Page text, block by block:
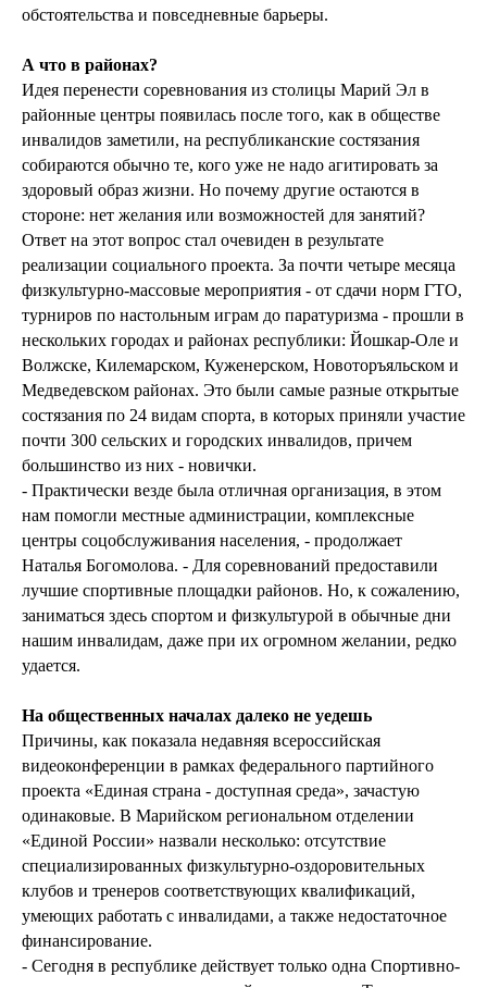
обстоятельства и повседневные барьеры.
А что в районах?
Идея перенести соревнования из столицы Марий Эл в
районные центры появилась после того, как в обществе
инвалидов заметили, на республиканские состязания
собираются обычно те, кого уже не надо агитировать за
здоровый образ жизни. Но почему другие остаются в
стороне: нет желания или возможностей для занятий?
Ответ на этот вопрос стал очевиден в результате
реализации социального проекта. За почти четыре месяца
физкультурно-массовые мероприятия - от сдачи норм ГТО,
турниров по настольным играм до паратуризма - прошли в
нескольких городах и районах республики: Йошкар-Оле и
Волжске, Килемарском, Куженерском, Новоторъяльском и
Медведевском районах. Это были самые разные открытые
состязания по 24 видам спорта, в которых приняли участие
почти 300 сельских и городских инвалидов, причем
большинство из них - новички.
- Практически везде была отличная организация, в этом
нам помогли местные администрации, комплексные
центры соцобслуживания населения, - продолжает
Наталья Богомолова. - Для соревнований предоставили
лучшие спортивные площадки районов. Но, к сожалению,
заниматься здесь спортом и физкультурой в обычные дни
нашим инвалидам, даже при их огромном желании, редко
удается.
На общественных началах далеко не уедешь
Причины, как показала недавняя всероссийская
видеоконференции в рамках федерального партийного
проекта «Единая страна - доступная среда», зачастую
одинаковые. В Марийском региональном отделении
«Единой России» назвали несколько: отсутствие
специализированных физкультурно-оздоровительных
клубов и тренеров соответствующих квалификаций,
умеющих работать с инвалидами, а также недостаточное
финансирование.
- Сегодня в республике действует только одна Спортивно-